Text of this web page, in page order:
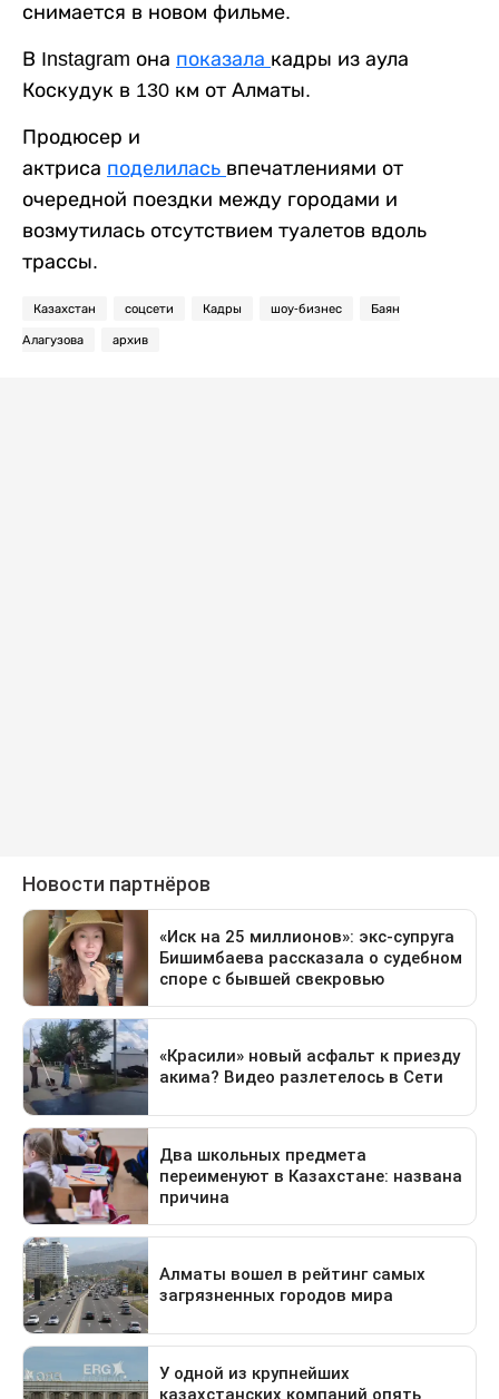
снимается в новом фильме.
В Instagram она показала кадры из аула
Коскудук в 130 км от Алматы.
Продюсер и
актриса поделилась впечатлениями от
очередной поездки между городами и
возмутилась отсутствием туалетов вдоль
трассы.
Казахстан соцсети Кадры шоу-бизнес Баян
Алагузова архив